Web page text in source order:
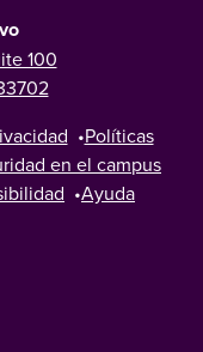
100
•Políticas
en el campus
•Ayuda